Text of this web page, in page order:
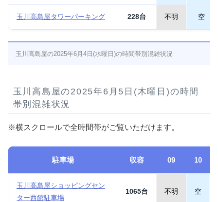
玉川高島屋タワーパーキング 228台 不明 空
玉川高島屋の2025年6月4日(水曜日)の時間帯別混雑状況
玉川高島屋の2025年6月5日(木曜日)の時間
帯別混雑状況
※横スクロールで全時間帯がご覧いただけます。
駐車場 収容 09 10
玉川高島屋ショッピングセン
ター西館駐車場
1065台 不明 空